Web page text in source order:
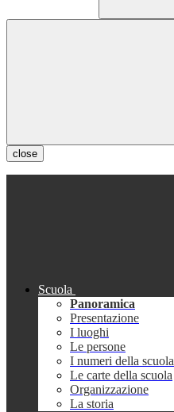
close
Scuola
Panoramica
Presentazione
I luoghi
Le persone
I numeri della scuola
Le carte della scuola
Organizzazione
La storia